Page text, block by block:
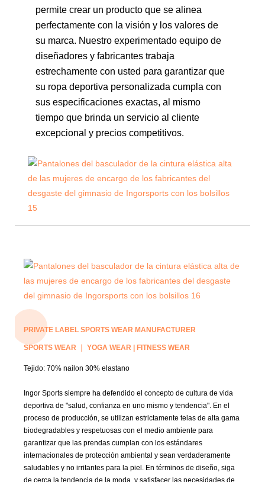
permite crear un producto que se alinea
perfectamente con la visión y los valores de
su marca. Nuestro experimentado equipo de
diseñadores y fabricantes trabaja
estrechamente con usted para garantizar que
su ropa deportiva personalizada cumpla con
sus especificaciones exactas, al mismo
tiempo que brinda un servicio al cliente
excepcional y precios competitivos.
PRIVATE LABEL SPORTS WEAR MANUFACTURER
SPORTS WEAR ｜ YOGA WEAR | FITNESS WEAR
Tejido: 70% nailon 30% elastano
Ingor Sports siempre ha defendido el concepto de cultura de vida
deportiva de "salud, confianza en uno mismo y tendencia". En el
proceso de producción, se utilizan estrictamente telas de alta gama
biodegradables y respetuosas con el medio ambiente para
garantizar que las prendas cumplan con los estándares
internacionales de protección ambiental y sean verdaderamente
saludables y no irritantes para la piel. En términos de diseño, siga
de cerca la tendencia de la moda. y satisfacer las necesidades de